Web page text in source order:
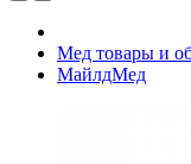
Мед товары и
МайлдМед